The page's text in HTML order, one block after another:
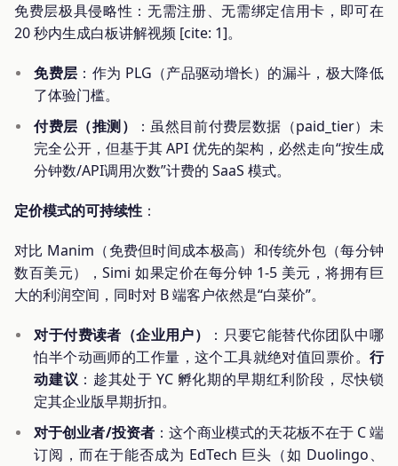
免费层极具侵略性：无需注册、无需绑定信用卡，即可在
20 秒内生成白板讲解视频 [cite: 1]。
免费层 ：作为 PLG（产品驱动增长）的漏斗，极大降低
了体验门槛。
付费层（推测）
：虽然目前付费层数据（paid_tier）未
完全公开，但基于其 API 优先的架构，必然走向“按生成
分钟数/API调用次数”计费的 SaaS 模式。
定价模式的可持续性 ：
对比 Manim（免费但时间成本极高）和传统外包（每分钟
数百美元），Simi 如果定价在每分钟 1-5 美元，将拥有巨
大的利润空间，同时对 B 端客户依然是“白菜价”。
对于付费读者（企业用户）
：只要它能替代你团队中哪
怕半个动画师的工作量，这个工具就绝对值回票价。 行
动建议 ：趁其处于 YC 孵化期的早期红利阶段，尽快锁
定其企业版早期折扣。
对于创业者/投资者：这个商业模式的天花板不在于 C 端
订阅，而在于能否成为 EdTech 巨头（如 Duolingo、